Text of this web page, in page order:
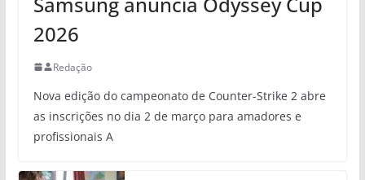
2026
Redação
Nova edição do campeonato de Counter-Strike 2 abre
as inscrições no dia 2 de março para amadores e
profissionais A